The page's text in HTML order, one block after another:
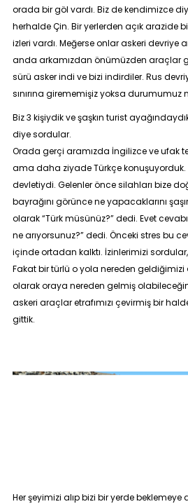
orada bir göl vardı. Biz de kendimizce
herhalde Çin. Bir yerlerden açık arazide
izleri vardı. Meğerse onlar askeri devriye
anda arkamızdan önümüzden araçlar
sürü asker indi ve bizi indirdiler. Rus
sınırına girememişiz yoksa
Biz 3 kişiydik ve şaşkın turist
diye sordular.
Orada gerçi aramızda İngilizce ve ufak
ama daha ziyade Türkçe konuşuyorduk.
devletiydi. Gelenler önce silahları bize
bayrağını görünce ne yapacaklarını
olarak “Türk müsünüz?” dedi. Evet
ne arıyorsunuz?” dedi. Önceki stres bu
içinde ortadan kalktı. İzinlerimizi
Fakat bir türlü o yola nereden geldiğimizi
olarak oraya nereden gelmiş
askeri araçlar etrafımızı çevirmiş bir
gittik.
Her şeyimizi alıp bizi bir yerde beklemeye